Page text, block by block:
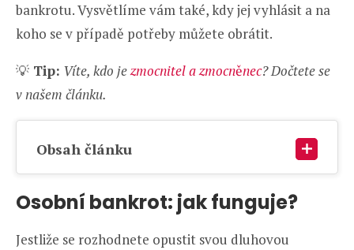
bankrotu. Vysvětlíme vám také, kdy jej vyhlásit a na
koho se v případě potřeby můžete obrátit.
💡 Tip: Víte, kdo jezmocnitel a zmocněnec? Dočtete se
v našem článku.
Obsah článku
Osobní bankrot: jak funguje?
Jestliže se rozhodnete opustit svou dluhovou